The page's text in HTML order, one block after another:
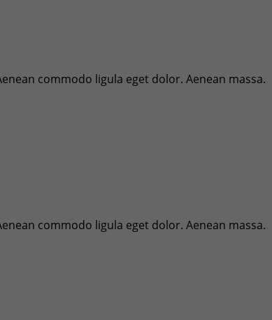
commodo ligula eget dolor. Aenean massa.
commodo ligula eget dolor. Aenean massa.